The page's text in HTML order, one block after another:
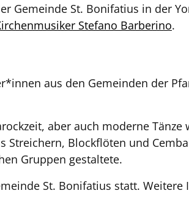
Gemeinde St. Bonifatius in der
Stefano Barberino.
aus den Gemeinden der
aber auch moderne
Blockflöten und
Gruppen gestaltete.
St. Bonifatius statt.